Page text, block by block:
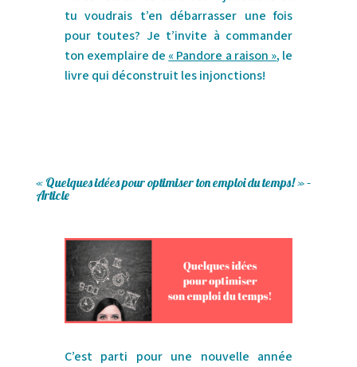
tu voudrais t’en débarrasser une fois
pour toutes? Je t’invite à commander
ton exemplaire de« Pandore a raison », le
livre qui déconstruit les injonctions!
« Quelques idées pour optimiser ton emploi du temps! » –
Article
C’est parti pour une nouvelle année